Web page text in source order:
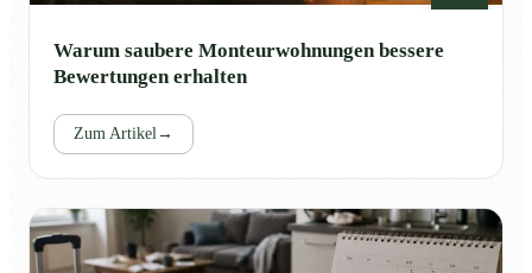
Warum saubere Monteurwohnungen bessere
Bewertungen erhalten
Zum Artikel→